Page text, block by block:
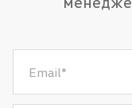
Email*